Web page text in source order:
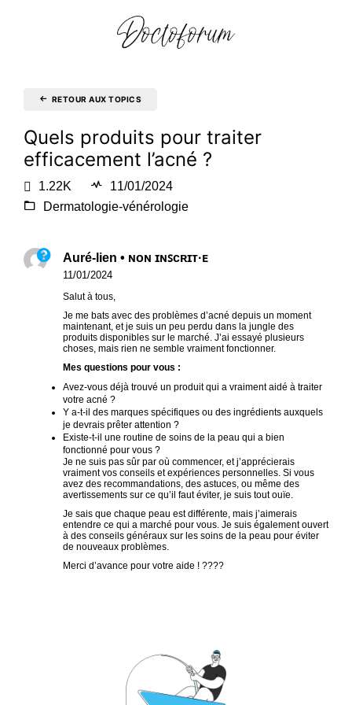
RETOUR AUX TOPICS
Quels produits pour traiter
efficacement l’acné ?
1.22K
11/01/2024
Dermatologie-vénérologie
Auré-lien • ɴᴏɴ ɪɴꜱᴄʀɪᴛ·ᴇ
11/01/2024
Salut à tous,
Je me bats avec des problèmes d’acné depuis un moment
maintenant, et je suis un peu perdu dans la jungle des
produits disponibles sur le marché. J’ai essayé plusieurs
choses, mais rien ne semble vraiment fonctionner.
Mes questions pour vous :
Avez-vous déjà trouvé un produit qui a vraiment aidé à traiter
votre acné ?
Y a-t-il des marques spécifiques ou des ingrédients auxquels
je devrais prêter attention ?
Existe-t-il une routine de soins de la peau qui a bien
fonctionné pour vous ?
Je ne suis pas sûr par où commencer, et j’apprécierais
vraiment vos conseils et expériences personnelles. Si vous
avez des recommandations, des astuces, ou même des
avertissements sur ce qu’il faut éviter, je suis tout ouïe.
Je sais que chaque peau est différente, mais j’aimerais
entendre ce qui a marché pour vous. Je suis également ouvert
à des conseils généraux sur les soins de la peau pour éviter
de nouveaux problèmes.
Merci d’avance pour votre aide ! ????